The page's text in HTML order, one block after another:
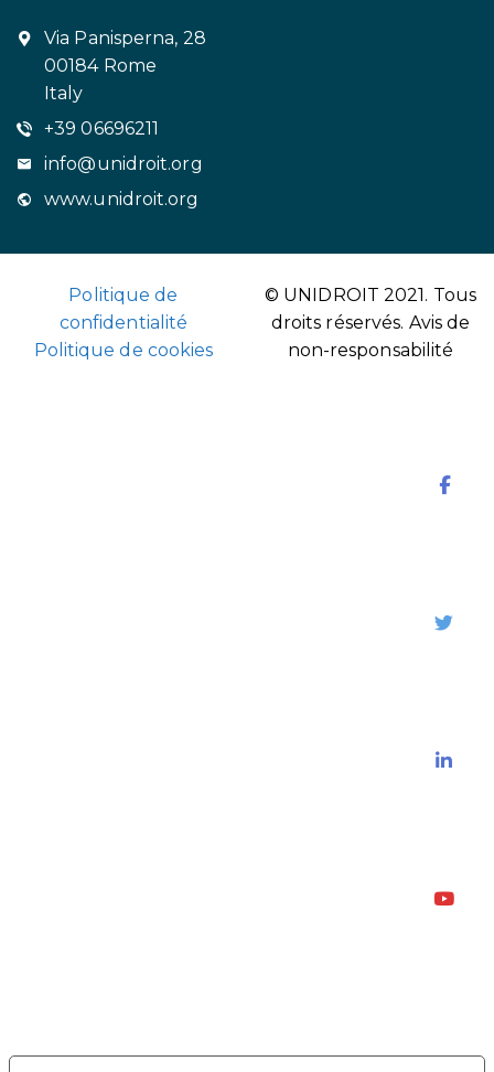
Via Panisperna, 28
00184 Rome
Italy
+39 06696211
info@unidroit.org
www.unidroit.org
Politique de
confidentialité
Politique de cookies
© UNIDROIT 2021. Tous
droits réservés. Avis de
non-responsabilité